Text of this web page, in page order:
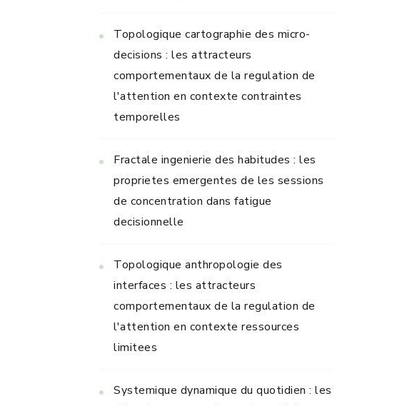
Topologique cartographie des micro-
decisions : les attracteurs
comportementaux de la regulation de
l'attention en contexte contraintes
temporelles
Fractale ingenierie des habitudes : les
proprietes emergentes de les sessions
de concentration dans fatigue
decisionnelle
Topologique anthropologie des
interfaces : les attracteurs
comportementaux de la regulation de
l'attention en contexte ressources
limitees
Systemique dynamique du quotidien : les